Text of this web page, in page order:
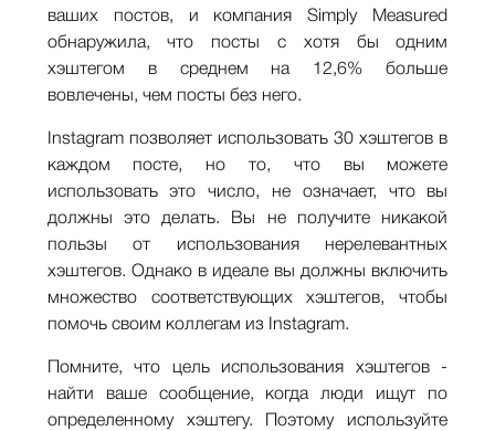
ваших постов, и компания Simply Measured
обнаружила, что посты с хотя бы одним
хэштегом в среднем на 12,6% больше
вовлечены, чем посты без него.
Instagram позволяет использовать 30 хэштегов в
каждом посте, но то, что вы можете
использовать это число, не означает, что вы
должны это делать. Вы не получите никакой
пользы от использования нерелевантных
хэштегов. Однако в идеале вы должны включить
множество соответствующих хэштегов, чтобы
помочь своим коллегам из Instagram.
Помните, что цель использования хэштегов -
найти ваше сообщение, когда люди ищут по
определенному хэштегу. Поэтому используйте